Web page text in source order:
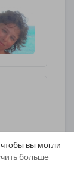
вы могли
больше